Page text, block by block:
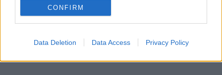
CONFIRM
Data Deletion Data Access Privacy Policy